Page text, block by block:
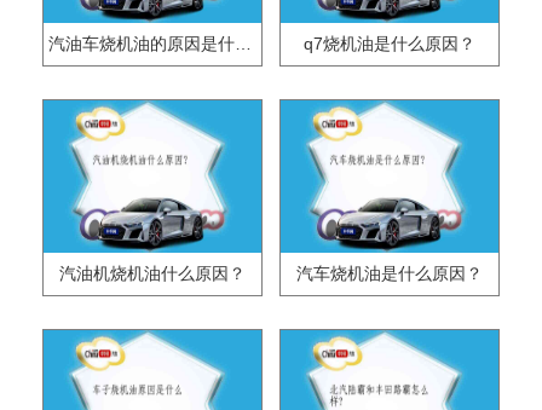
q7烧机油是什么原因？
汽油机烧机油什么原因？ 汽车烧机油是什么原因？